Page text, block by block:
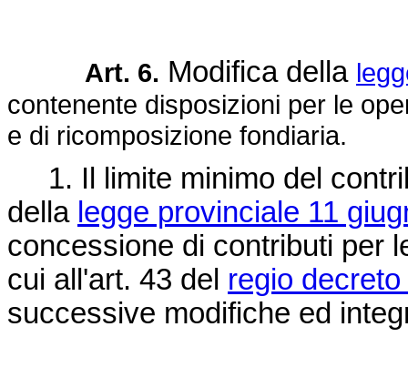
Art. 6. Modifica della
contenente disposizioni per le
e di ricomposizione fondiaria.
1. Il limite minimo del
della legge provinciale 11
concessione di contributi per
cui all'art. 43 del regio
successive modifiche ed